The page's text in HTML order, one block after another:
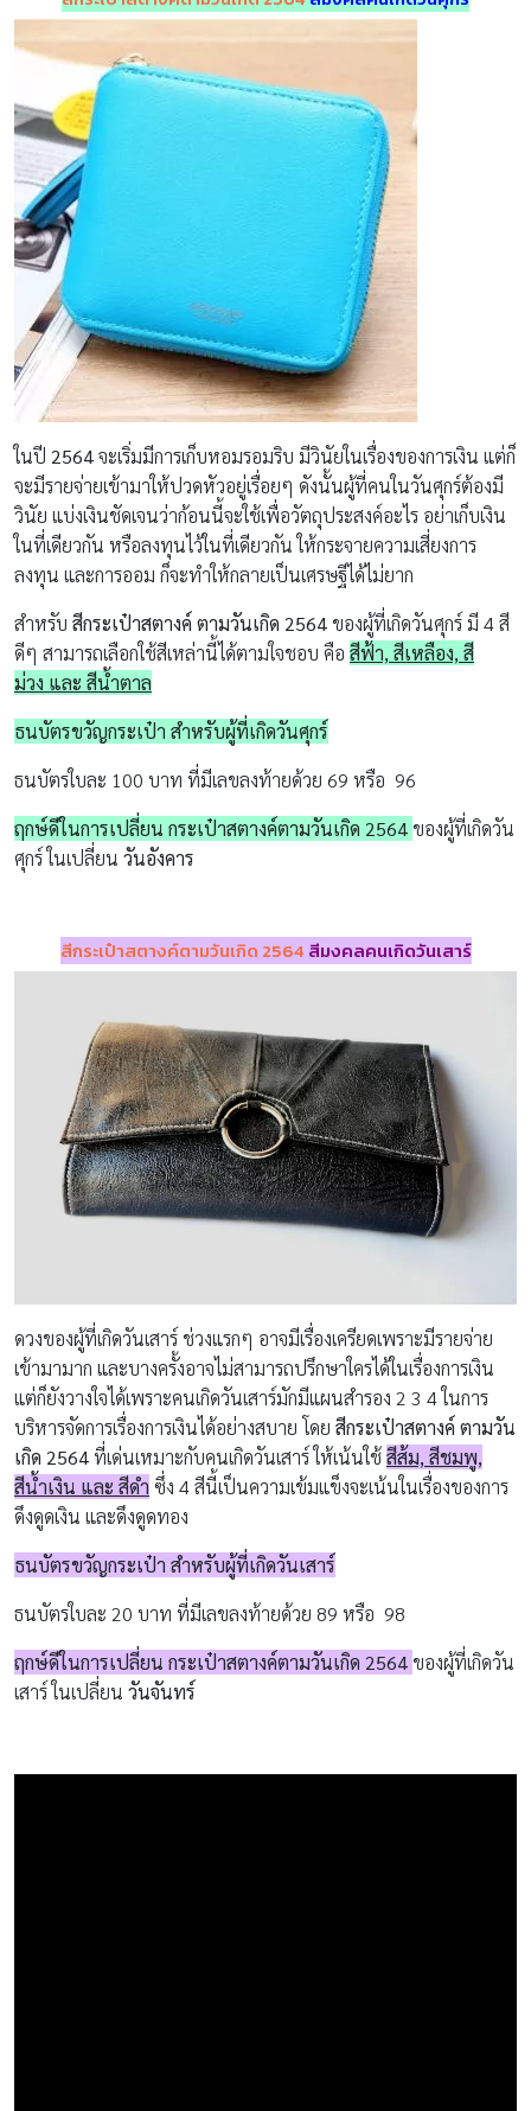
ในปี 2564จะเริ่มมีการเก็บหอมรอมริบ มีวินัยในเรื่องของการเงิน แต่ก็
จะมีรายจ่ายเข้ามาให้ปวดหัวอยู่เรื่อยๆ ดังนั้นผู้ที่คนในวันศุกร์ต้องมี
วินัย แบ่งเงินชัดเจนว่าก้อนนี้จะใช้เพื่อวัตถุประสงค์อะไร อย่าเก็บเงิน
ในที่เดียวกัน หรือลงทุนไว้ในที่เดียวกัน ให้กระจายความเสี่ยงการ
ลงทุน และการออม ก็จะทำให้กลายเป็นเศรษฐีได้ไม่ยาก
สำหรับ สีกระเป๋าสตางค์ ตามวันเกิด 2564 ของผู้ที่เกิดวันศุกร์ มี 4 สี
ดีๆ สามารถเลือกใช้สีเหล่านี้ได้ตามใจชอบ คือ สีฟ้า, สีเหลือง, สี
ม่วง และ สีน้ำตาล
ธนบัตรขวัญกระเป๋า สำหรับผู้ที่เกิดวันศุกร์
ธนบัตรใบละ 100 บาท ที่มีเลขลงท้ายด้วย 69 หรือ 96
ฤกษ์ดีในการเปลี่ยน กระเป๋าสตางค์ตามวันเกิด 2564 ของผู้ที่เกิดวัน
ศุกร์ ในเปลี่ยน วันอังคาร
สีกระเป๋าสตางค์ตามวันเกิด 2564 สีมงคลคนเกิดวันเสาร์
ดวงของผู้ที่เกิดวันเสาร์ ช่วงแรกๆ อาจมีเรื่องเครียดเพราะมีรายจ่าย
เข้ามามาก และบางครั้งอาจไม่สามารถปรึกษาใครได้ในเรื่องการเงิน
แต่ก็ยังวางใจได้เพราะคนเกิดวันเสาร์มักมีแผนสำรอง 2 3 4 ในการ
บริหารจัดการเรื่องการเงินได้อย่างสบาย โดย สีกระเป๋าสตางค์ ตามวัน
เกิด 2564 ที่เด่นเหมาะกับคนเกิดวันเสาร์ ให้เน้นใช้สีส้ม, สีชมพู,
สีน้ำเงิน และ สีดำ ซึ่ง 4 สีนี้เป็นความเข้มแข็งจะเน้นในเรื่องของการ
ดึงดูดเงิน และดึงดูดทอง
ธนบัตรขวัญกระเป๋า สำหรับผู้ที่เกิดวันเสาร์
ธนบัตรใบละ 20 บาท ที่มีเลขลงท้ายด้วย 89 หรือ 98
ฤกษ์ดีในการเปลี่ยน กระเป๋าสตางค์ตามวันเกิด 2564 ของผู้ที่เกิดวัน
เสาร์ ในเปลี่ยน วันจันทร์